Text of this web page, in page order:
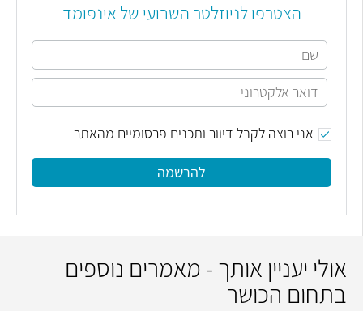
הצטרפו לניוזלטר השבועי של אינפומד
אני רוצה לקבל דיוור ותכנים פרסומיים מהאתר
להרשמה
אולי יעניין אותך - מאמרים נוספים
בתחום הכושר